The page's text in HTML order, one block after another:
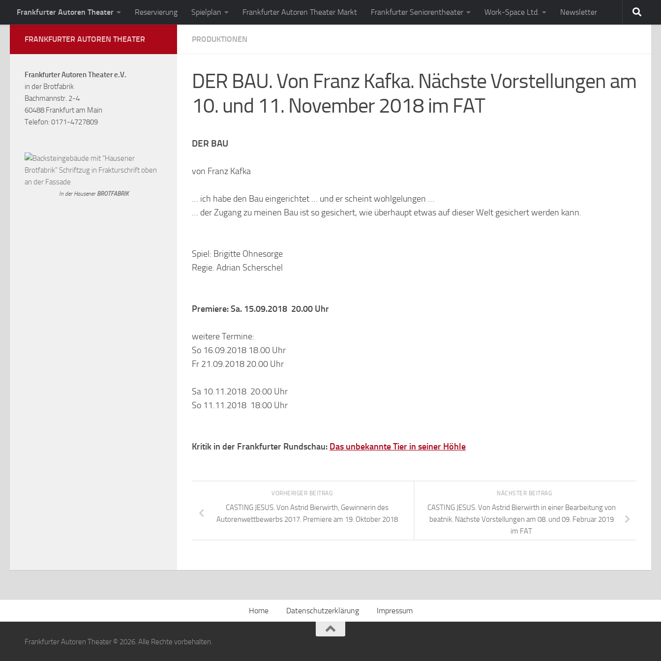
Zum Inhalt springen
Frankfurter Autoren Theater Reservierung Spielplan Frankfurter Autoren Theater Markt Frankfurter Seniorentheater Work-Space Ltd. Newsletter
PRODUKTIONEN
DER BAU. Von Franz Kafka. Nächste Vorstellungen am
10. und 11. November 2018 im FAT
DER BAU
von Franz Kafka
… ich habe den Bau eingerichtet … und er scheint wohlgelungen …
… der Zugang zu meinen Bau ist so gesichert, wie überhaupt etwas auf dieser Welt gesichert werden kann.
Spiel: Brigitte Ohnesorge
Regie. Adrian Scherschel
Premiere: Sa. 15.09.2018 20.00 Uhr
weitere Termine:
So 16.09.2018 18.00 Uhr
Fr 21.09.2018 20.00 Uhr
Sa 10.11.2018 20:00 Uhr
So 11.11.2018 18:00 Uhr
Kritik in der Frankfurter Rundschau: Das unbekannte Tier in seiner Höhle
NÄCHSTER BEITRAG
CASTING JESUS. Von Astrid Bierwirth in einer Bearbeitung von
beatnik. Nächste Vorstellungen am 08. und 09. Februar 2019
im FAT
VORHERIGER BEITRAG
CASTING JESUS. Von Astrid Bierwirth, Gewinnerin des
Autorenwettbewerbs 2017. Premiere am 19. Oktober 2018
FRANKFURTER AUTOREN THEATER
Frankfurter Autoren Theater e.V.
in der Brotfabrik
Bachmannstr. 2-4
60488 Frankfurt am Main
Telefon: 0171-4727809
In der Hausener BROTFABRIK
Home Datenschutzerklärung Impressum
Frankfurter Autoren Theater © 2026. Alle Rechte vorbehalten.